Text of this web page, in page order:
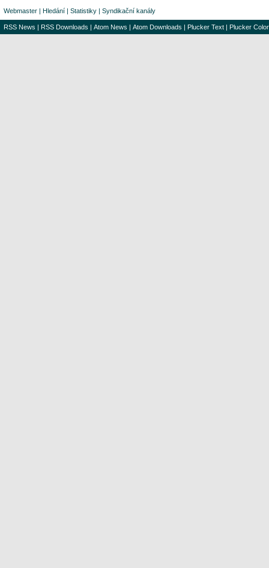
Webmaster | Hledání | Statistiky | Syndikační kanály
RSS News | RSS Downloads | Atom News | Atom Downloads | Plucker Text | Plucker Color